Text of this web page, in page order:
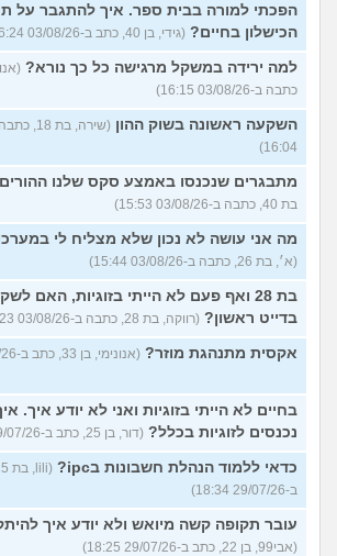
הפכתי למורה בבית ספר. איך להתגבר על
הכישלון בחיים? (גידי, בן 40, כתב ב-03/08/26 16:24)
למה ירידה במשקל מרגישה כל כך נורא?
כתבה ב-03/08/26 16:15)
השקעה ראשונה בשוק ההון
16:04)
מתבגרים שנכנסו באמצע סקס שלנו ההורים
בת 40, כתבה ב-03/08/26 15:53)
מה אני עושה לא נכון שלא מצליח לי
(א׳, בת 26, כתבה ב-03/08/26 15:44)
בת 28 ואף פעם לא הייתי בזוגיות, האם
בדייט ראשון? (רווקה, בת 28, כתבה ב-03/08/26 15:23)
אקסית מתנהגת מוזר? (אנונימי, בן 33, כתב ב-03/08/26 15:14)
בחיים לא הייתי בזוגיות ואני לא יודע איך.
נכנסים לזוגיות בכלל? (דור, בן 25, כתב ב-29/07/26 18:43)
כדאי ללמוד הנהלת חשבונות בipc?
ב-29/07/26 18:34)
עובר תקופה קשה מיואש ולא יודע איך
(אבי99, בן 22, כתב ב-29/07/26 18:25)